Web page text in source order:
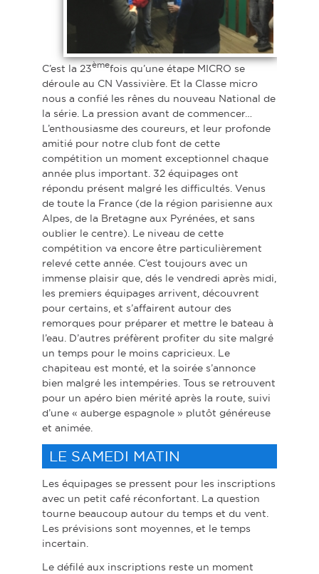
C’est la 23èmefois qu’une étape MICRO se
déroule au CN Vassivière. Et la Classe micro
nous a confié les rênes du nouveau National de
la série. La pression avant de commencer…
L’enthousiasme des coureurs, et leur profonde
amitié pour notre club font de cette
compétition un moment exceptionnel chaque
année plus important. 32 équipages ont
répondu présent malgré les difficultés. Venus
de toute la France (de la région parisienne aux
Alpes, de la Bretagne aux Pyrénées, et sans
oublier le centre). Le niveau de cette
compétition va encore être particulièrement
relevé cette année. C’est toujours avec un
immense plaisir que, dés le vendredi après midi,
les premiers équipages arrivent, découvrent
pour certains, et s’affairent autour des
remorques pour préparer et mettre le bateau à
l’eau. D’autres préfèrent profiter du site malgré
un temps pour le moins capricieux. Le
chapiteau est monté, et la soirée s’annonce
bien malgré les intempéries. Tous se retrouvent
pour un apéro bien mérité après la route, suivi
d’une « auberge espagnole » plutôt généreuse
et animée.
LE SAMEDI MATIN
Les équipages se pressent pour les inscriptions
avec un petit café réconfortant. La question
tourne beaucoup autour du temps et du vent.
Les prévisions sont moyennes, et le temps
incertain.
Le défilé aux inscriptions reste un moment